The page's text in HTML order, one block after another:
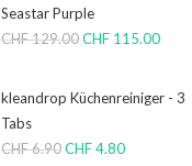
Seastar Purple
CHF129.00CHF 115.00
kleandrop Küchenreiniger - 3
Tabs
CHF6.90CHF4.80